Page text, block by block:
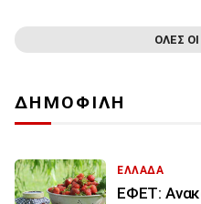
ΟΛΕΣ ΟΙ
ΔΗΜΟΦΙΛΗ
ΕΛΛΑΔΑ
ΕΦΕΤ: